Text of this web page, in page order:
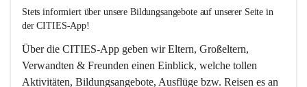
Stets informiert über unsere Bildungsangebote auf unserer Seite in
der CITIES-App!
Über die CITIES-App geben wir Eltern, Großeltern,
Verwandten & Freunden einen Einblick, welche tollen
Aktivitäten, Bildungsangebote, Ausflüge bzw. Reisen es an